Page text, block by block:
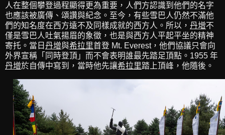
人在整個攀登過程顯得更為重要，人們方認識到他們的名字
也應該被廣傳、頌讚與紀念。至今，有些雪巴人仍然不滿他
們的知名度在西方遠不及同樣成就的西方人。所以， 丹增不
僅是雪巴人吐氣揚眉的象徵，也是與西方人平起平坐的精神
寄托。當日 丹增與希拉里首登 Mt. Everest，他們協議只會向
外界宣稱「同時登頂」而不會表明誰最先踏足頂點。1955 年
丹增於自傳中寫到，當時他先讓希拉里踏上頂峰，他隨後。